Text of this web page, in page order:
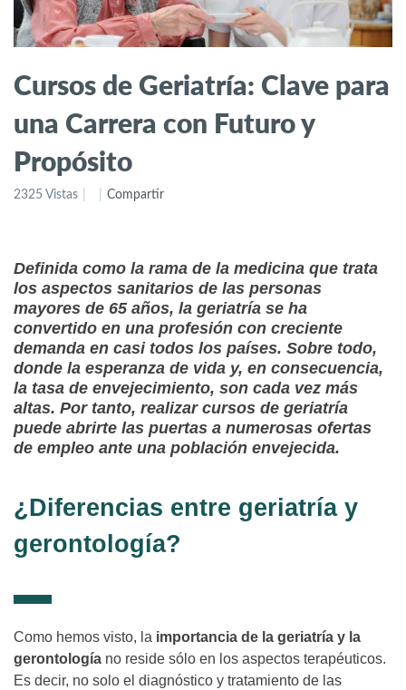
Cursos de Geriatría: Clave para
una Carrera con Futuro y
Propósito
2325 Vistas Compartir
Definida como la rama de la medicina que trata
los aspectos sanitarios de las personas
mayores de 65 años, la geriatría se ha
convertido en una profesión con creciente
demanda en casi todos los países. Sobre todo,
donde la esperanza de vida y, en consecuencia,
la tasa de envejecimiento, son cada vez más
altas. Por tanto, realizar cursos de geriatría
puede abrirte las puertas a numerosas ofertas
de empleo ante una población envejecida.
¿Diferencias entre geriatría y
gerontología?
Como hemos visto, la importancia de la geriatría y la
gerontología no reside sólo en los aspectos terapéuticos.
Es decir, no solo el diagnóstico y tratamiento de las